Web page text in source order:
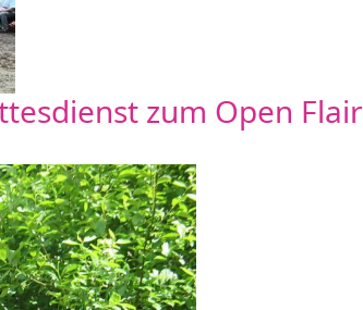
zum Open Flair